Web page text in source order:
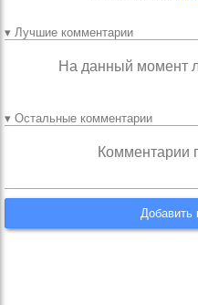
▾ Лучшие комментарии
На данный момент
▾ Остальные комментарии
Комментарии
Добавить